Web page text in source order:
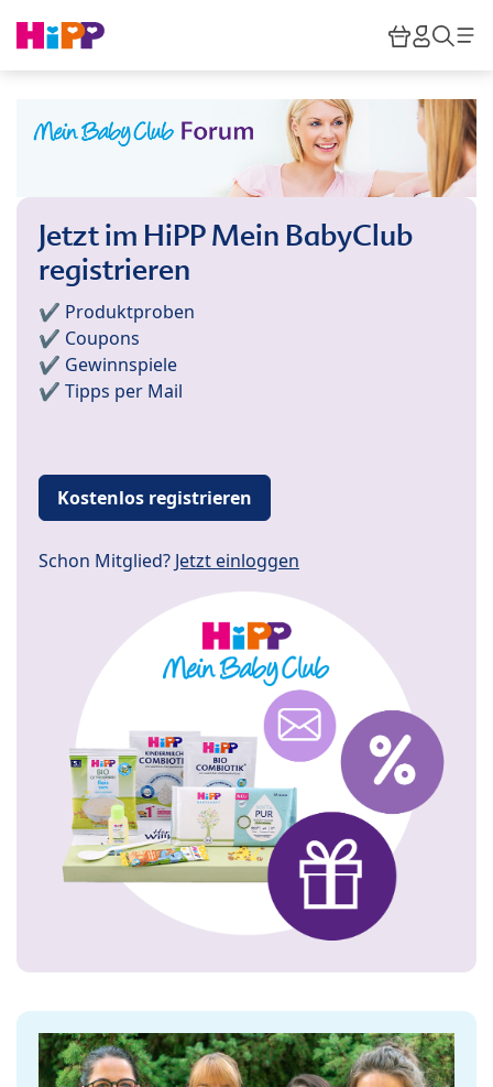
HiPP
Jetzt im HiPP Mein BabyClub
registrieren
✔️ Produktproben
✔️ Coupons
✔️ Gewinnspiele
✔️ Tipps per Mail
Kostenlos registrieren
Schon Mitglied? Jetzt einloggen